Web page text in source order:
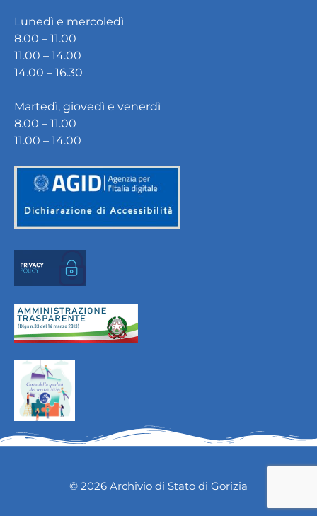
Lunedì e mercoledì
8.00 – 11.00
11.00 – 14.00
14.00 – 16.30
Martedì, giovedì e venerdì
8.00 – 11.00
11.00 – 14.00
© 2026 Archivio di Stato di Gorizia